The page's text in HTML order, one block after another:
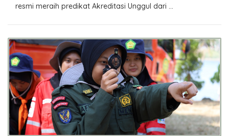
resmi meraih predikat Akreditasi Unggul dari ...